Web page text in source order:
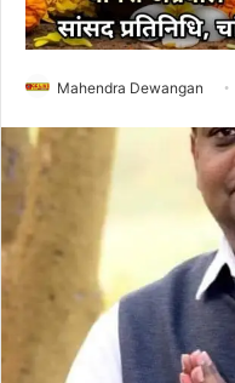
Mahendra Dewangan